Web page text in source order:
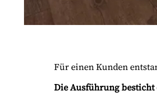
Für einen Kunden
Die Ausführung